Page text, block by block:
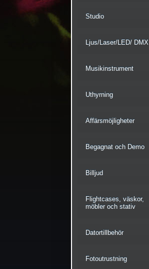
Studio
Ljus/Laser/LED/ DMX
Musikinstrument
Uthyrning
Affärsmöjligheter
Begagnat och Demo
Billjud
Flightcases, väskor,
möbler och stativ
Datortillbehör
Fotoutrustning